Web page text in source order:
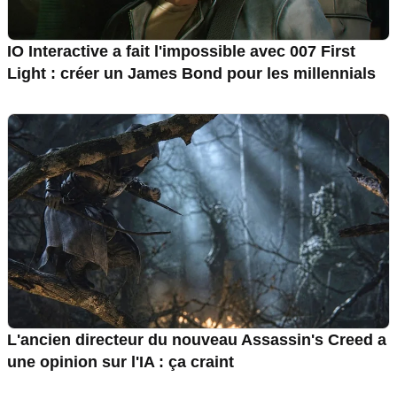
IO Interactive a fait l'impossible avec 007 First
Light : créer un James Bond pour les millennials
L'ancien directeur du nouveau Assassin's Creed a
une opinion sur l'IA : ça craint